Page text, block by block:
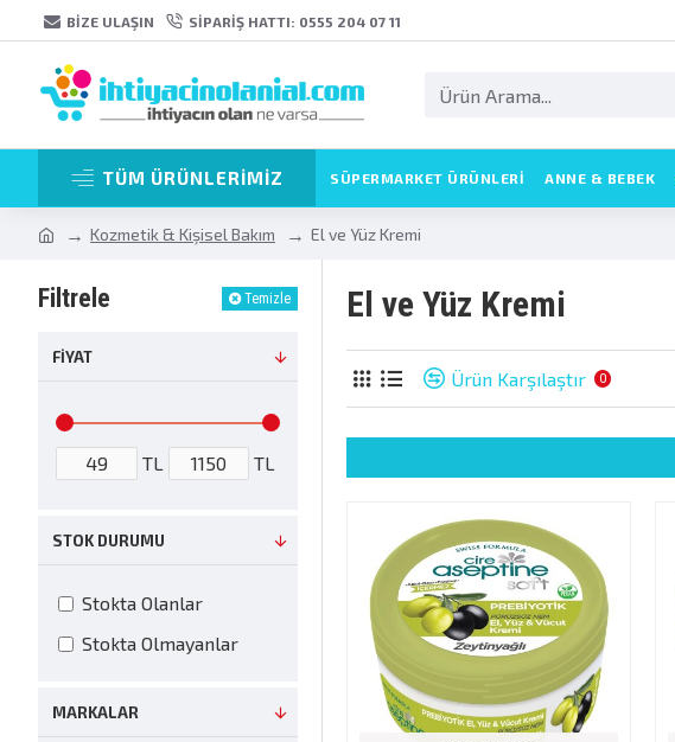
BIZE ULAŞIN SIPARIŞ HATTI: 0555 204 07 11
TÜM ÜRÜNLERİMİZ SÜPERMARKET ÜRÜNLERI ANNE & BEBEK
Kozmetik & Kişisel Bakım El ve Yüz Kremi
Filtrele Temizle
FIYAT
TL TL
MARKALAR
STOK DURUMU
Stokta Olanlar
Stokta Olmayanlar
El ve Yüz Kremi
Ürün Karşılaştır 0